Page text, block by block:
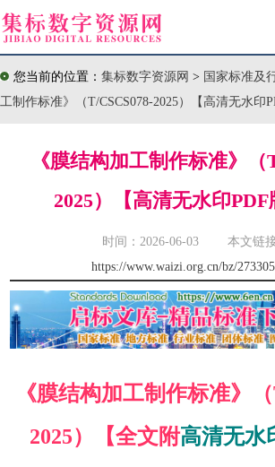
您当前的位置： 集标数字资源网 > 国家标准及
工制作标准》（T/CSCS078-2025）【高清无水印
《膜结构加工制作标准》（
2025）【高清无水印PDF
时间：2026-06-03 本文链接
https://www.waizi.org.cn/bz/
《膜结构加工制作标准》
2025）【全文附高清无水